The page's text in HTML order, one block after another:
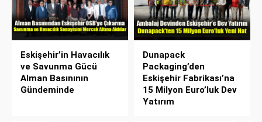
Eskişehir’in Havacılık
ve Savunma Gücü
Alman Basınının
Gündeminde
Dunapack
Packaging’den
Eskişehir Fabrikası’na
15 Milyon Euro’luk Dev
Yatırım